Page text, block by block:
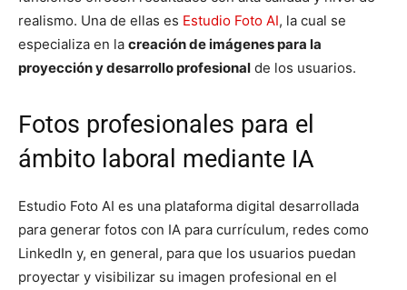
realismo. Una de ellas es Estudio Foto AI, la cual se
especializa en la creación de imágenes para la
proyección y desarrollo profesional de los usuarios.
Fotos profesionales para el
ámbito laboral mediante IA
Estudio Foto AI es una plataforma digital desarrollada
para generar fotos con IA para currículum, redes como
LinkedIn y, en general, para que los usuarios puedan
proyectar y visibilizar su imagen profesional en el